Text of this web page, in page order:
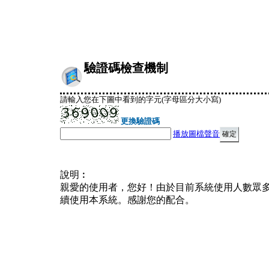
驗證碼檢查機制
請輸入您在下圖中看到的字元(字母區分大小寫)
更換驗證碼
播放圖檔聲音
說明︰
親愛的使用者，您好！由於目前系統使用人數眾
續使用本系統。感謝您的配合。